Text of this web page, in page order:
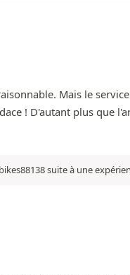
Mais le
! D'autant plus que
suite à une